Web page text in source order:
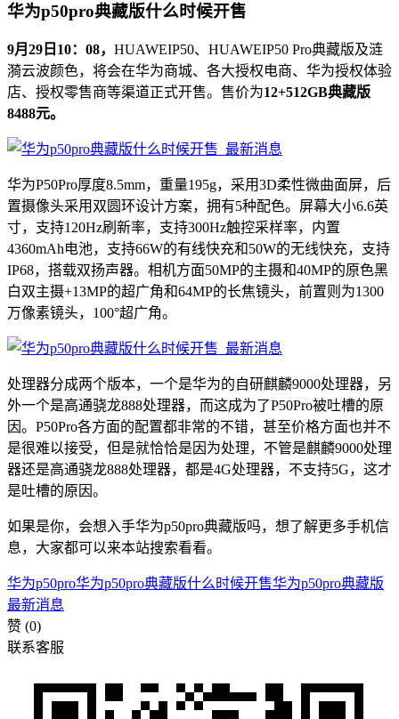
华为p50pro典藏版什么时候开售
9月29日10：08， HUAWEIP50、HUAWEIP50 Pro典藏版及涟
漪云波颜色，将会在华为商城、各大授权电商、华为授权体验
店、授权零售商等渠道正式开售。售价为12+512GB典藏版
8488元。
华为P50Pro厚度8.5mm，重量195g，采用3D柔性微曲面屏，后
置摄像头采用双圆环设计方案，拥有5种配色。屏幕大小6.6英
寸，支持120Hz刷新率，支持300Hz触控采样率，内置
4360mAh电池，支持66W的有线快充和50W的无线快充，支持
IP68，搭载双扬声器。相机方面50MP的主摄和40MP的原色黑
白双主摄+13MP的超广角和64MP的长焦镜头，前置则为1300
万像素镜头，100°超广角。
处理器分成两个版本，一个是华为的自研麒麟9000处理器，另
外一个是高通骁龙888处理器，而这成为了P50Pro被吐槽的原
因。P50Pro各方面的配置都非常的不错，甚至价格方面也并不
是很难以接受，但是就恰恰是因为处理，不管是麒麟9000处理
器还是高通骁龙888处理器，都是4G处理器，不支持5G，这才
是吐槽的原因。
如果是你，会想入手华为p50pro典藏版吗，想了解更多手机信
息，大家都可以来本站搜索看看。
华为p50pro华为p50pro典藏版什么时候开售华为p50pro典藏版
最新消息
赞 (0)
联系客服